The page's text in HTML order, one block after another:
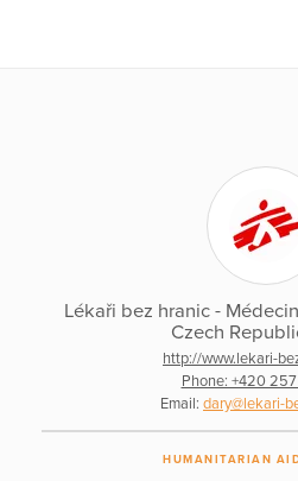
Lékaři bez hranic -
Czech
http://www.lekari-
Phone: +420
Email: dary@lekari-
HUMANITARIAN